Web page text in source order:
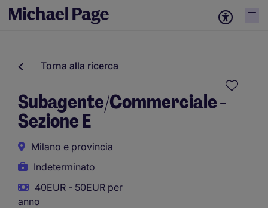
Torna alla ricerca
Subagente/Commerciale -
Sezione E
Milano e provincia
Indeterminato
40EUR - 50EUR per
anno